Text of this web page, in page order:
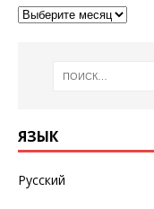
ЯЗЫК
Русский